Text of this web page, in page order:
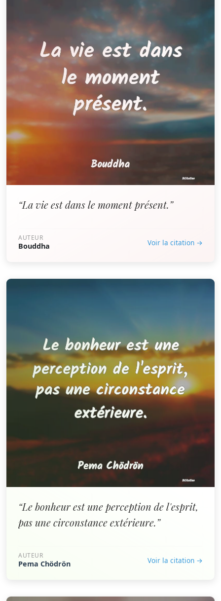
“La vie est dans le moment présent.”
AUTEUR
Bouddha Voir la citation →
“Le bonheur est une perception de l'esprit,
pas une circonstance extérieure.”
AUTEUR
Pema Chödrön Voir la citation →